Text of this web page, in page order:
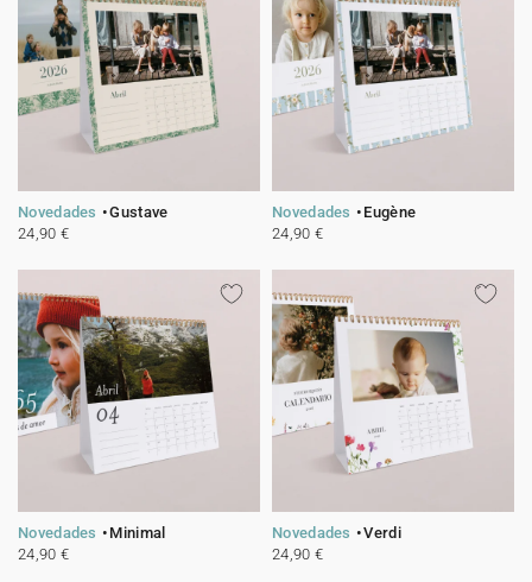
Novedades
Gustave
24,90 €
Novedades
Eugène
24,90 €
Novedades
Minimal
24,90 €
Novedades
Verdi
24,90 €